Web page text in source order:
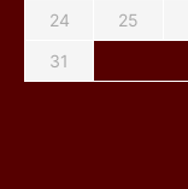
24
25
31